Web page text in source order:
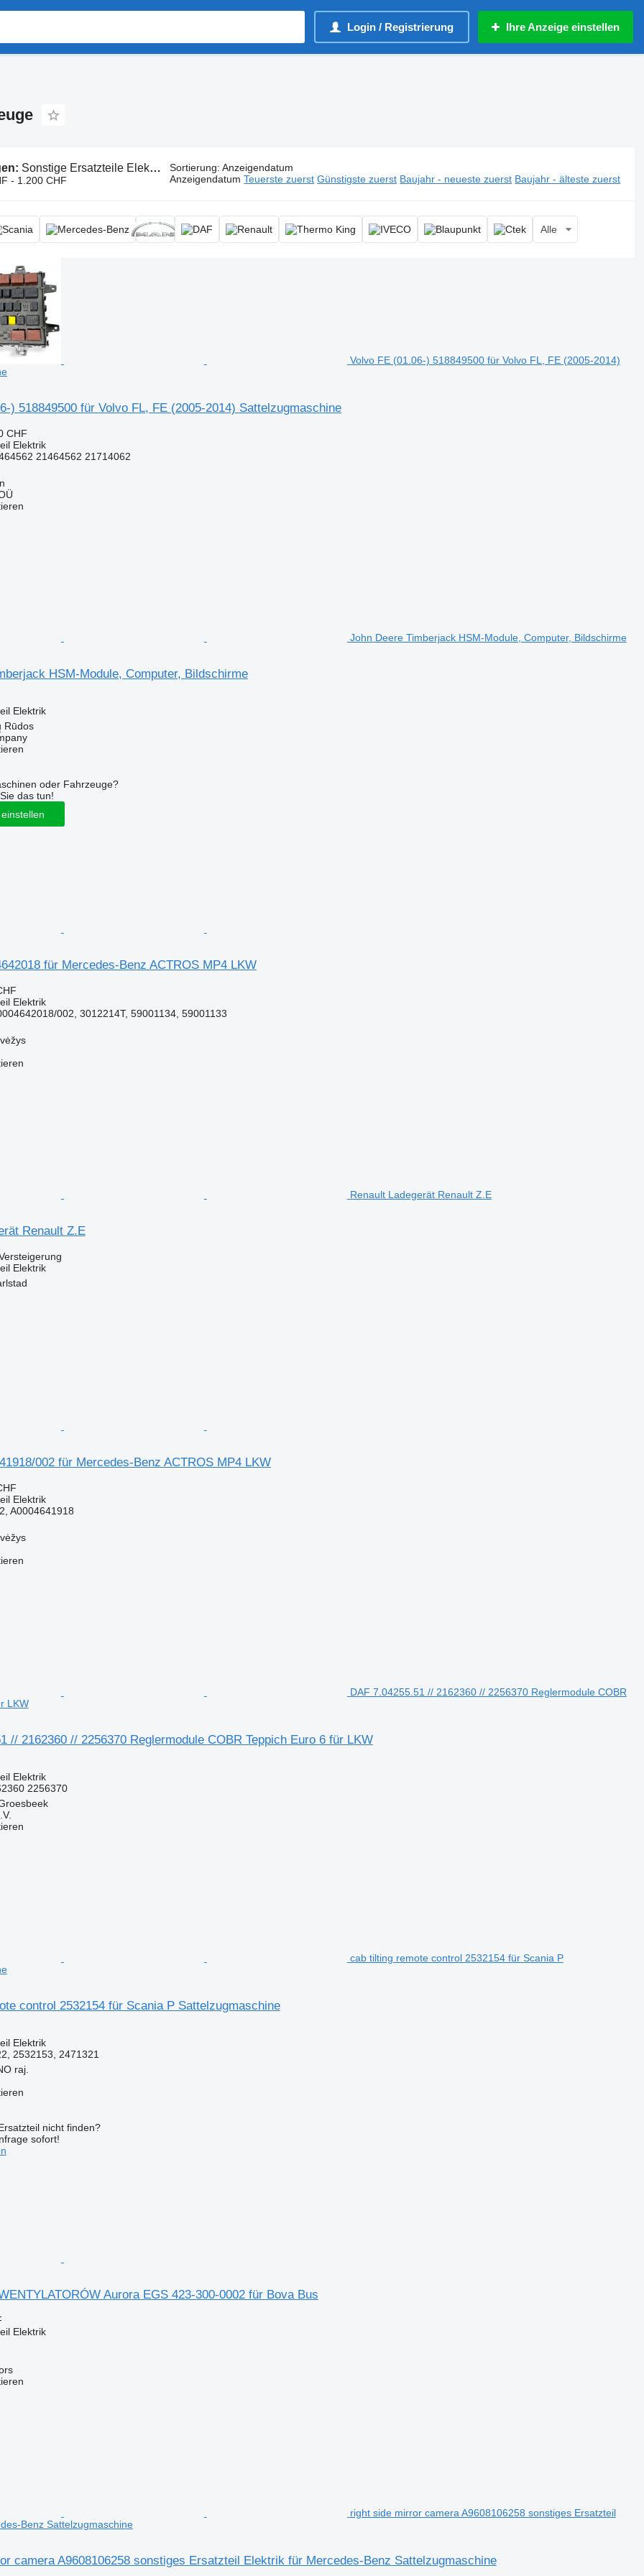
Login / Registrierung Ihre Anzeige einstellen
Sonstige Ersatzteile Elektrik
- 1.200 CHF
Sortierung: Anzeigendatum
Anzeigendatum Teuerste zuerst Günstigste zuerst Baujahr - neueste zuerst Baujahr - älteste zuerst
Alle
Volvo FE (01.06-) 518849500 für Volvo FL, FE (2005-2014)
) 518849500 für Volvo FL, FE (2005-2014) Sattelzugmaschine
CHF
Elektrik
21464562 21714062
John Deere Timberjack HSM-Module, Computer, Bildschirme
HSM-Module, Computer, Bildschirme
Elektrik
Rūdos
oder Fahrzeuge?
das tun!
für Mercedes-Benz ACTROS MP4 LKW
Elektrik
002, 3012214T, 59001134, 59001133
Renault Ladegerät Renault Z.E
Renault Z.E
Elektrik
002 für Mercedes-Benz ACTROS MP4 LKW
Elektrik
A0004641918
DAF 7.04255.51 // 2162360 // 2256370 Reglermodule COBR
LKW
// 2162360 // 2256370 Reglermodule COBR Teppich Euro 6 für LKW
Elektrik
2256370
cab tilting remote control 2532154 für Scania P
control 2532154 für Scania P Sattelzugmaschine
Elektrik
2532153, 2471321
raj.
nicht finden?
sofort!
Aurora EGS 423-300-0002 für Bova Bus
Elektrik
right side mirror camera A9608106258 sonstiges Ersatzteil
Benz Sattelzugmaschine
camera A9608106258 sonstiges Ersatzteil Elektrik für Mercedes-Benz Sattelzugmaschine